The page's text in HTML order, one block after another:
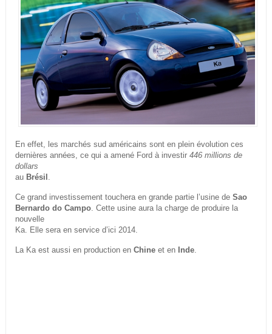
En effet, les marchés sud américains sont en plein évolution ces
dernières années, ce qui a amené Ford à investir 446 millions de
dollars
au Brésil
Ce grand investissement touchera en grande partie l’usine de Sao
Bernardo do Campo. Cette usine aura la charge de produire la
nouvelle
Ka. Elle sera en service d’ici 2014.
La Ka est aussi en production en Chineet en Inde.